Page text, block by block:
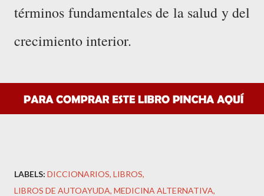
términos fundamentales de la salud y del
crecimiento interior.
LABELS: DICCIONARIOS LIBROS
LIBROS DE AUTOAYUDA MEDICINA ALTERNATIVA